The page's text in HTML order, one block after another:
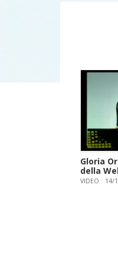
Gloria
della
VIDEO 14/